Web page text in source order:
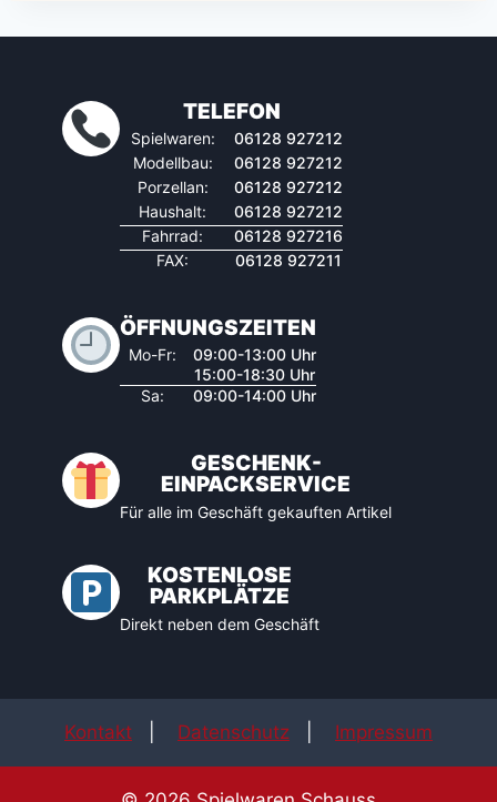
TELEFON
Spielwaren:
06128 927212
Modellbau:
06128 927212
Porzellan:
06128 927212
Haushalt:
06128 927212
Fahrrad:
06128 927216
FAX:
06128 927211
ÖFFNUNGSZEITEN
Mo-Fr:
09:00-13:00 Uhr
15:00-18:30 Uhr
Sa:
09:00-14:00 Uhr
GESCHENK-
EINPACKSERVICE
Für alle im Geschäft gekauften Artikel
KOSTENLOSE
PARKPLÄTZE
Direkt neben dem Geschäft
Kontakt Datenschutz Impressum